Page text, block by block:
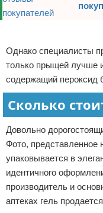
Однако специалисты
только прыщей лучше
содержащий пероксид
Сколько
Довольно
Фото, представленное
упаковывается в
идентичного
производитель и
аптеках гель